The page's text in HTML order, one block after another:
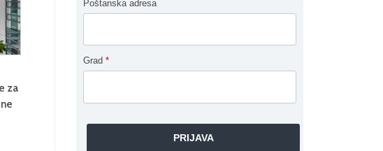
za
Poštanska adresa
Grad *